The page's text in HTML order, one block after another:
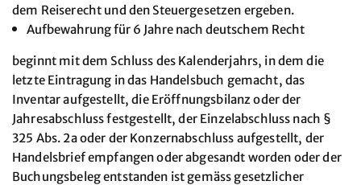
dem Reiserecht und den Steuergesetzen ergeben.
Aufbewahrung für 6 Jahre nach deutschem Recht
beginnt mit dem Schluss des Kalenderjahrs, in dem die
letzte Eintragung in das Handelsbuch gemacht, das
Inventar aufgestellt, die Eröffnungsbilanz oder der
Jahresabschluss festgestellt, der Einzelabschluss nach §
325 Abs. 2a oder der Konzernabschluss aufgestellt, der
Handelsbrief empfangen oder abgesandt worden oder der
Buchungsbeleg entstanden ist gemäss gesetzlicher